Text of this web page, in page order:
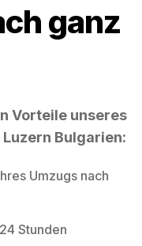
ganz
Vorteile unseres
Bulgarien:
Umzugs nach
Stunden